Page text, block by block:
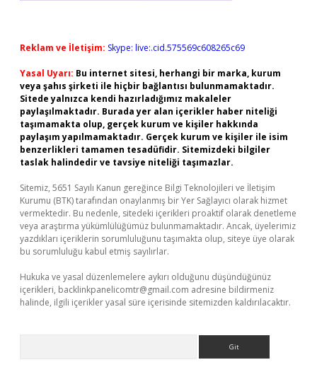
Reklam ve İletişim: Skype: live:.cid.575569c608265c69
Yasal Uyarı: Bu internet sitesi, herhangi bir marka, kurum
veya şahıs şirketi ile hiçbir bağlantısı bulunmamaktadır.
Sitede yalnızca kendi hazırladığımız makaleler
paylaşılmaktadır. Burada yer alan içerikler haber niteliği
taşımamakta olup, gerçek kurum ve kişiler hakkında
paylaşım yapılmamaktadır. Gerçek kurum ve kişiler ile isim
benzerlikleri tamamen tesadüfidir. Sitemizdeki bilgiler
taslak halindedir ve tavsiye niteliği taşımazlar.
Sitemiz, 5651 Sayılı Kanun gereğince Bilgi Teknolojileri ve İletişim
Kurumu (BTK) tarafından onaylanmış bir Yer Sağlayıcı olarak hizmet
vermektedir. Bu nedenle, sitedeki içerikleri proaktif olarak denetleme
veya araştırma yükümlülüğümüz bulunmamaktadır. Ancak, üyelerimiz
yazdıkları içeriklerin sorumluluğunu taşımakta olup, siteye üye olarak
bu sorumluluğu kabul etmiş sayılırlar.
Hukuka ve yasal düzenlemelere aykırı olduğunu düşündüğünüz
içerikleri, backlinkpanelicomtr@gmail.com adresine bildirmeniz
halinde, ilgili içerikler yasal süre içerisinde sitemizden kaldırılacaktır.